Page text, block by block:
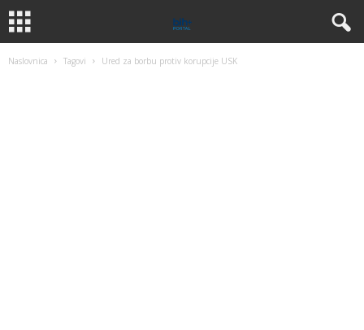
Naslovnica Tagovi Ured za borbu protiv korupcije USK